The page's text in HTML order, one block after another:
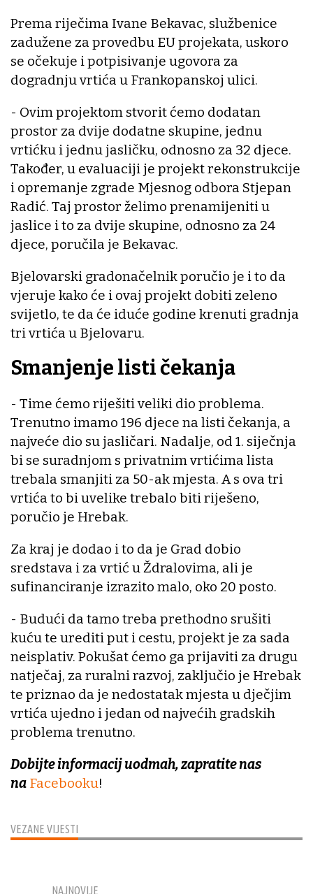
VEZANE VIJESTI
Prema riječima Ivane Bekavac, službenice
zadužene za provedbu EU projekata, uskoro
se očekuje i potpisivanje ugovora za
dogradnju vrtića u Frankopanskoj ulici.
- Ovim projektom stvorit ćemo dodatan
prostor za dvije dodatne skupine, jednu
vrtićku i jednu jasličku, odnosno za 32 djece.
Također, u evaluaciji je projekt rekonstrukcije
i opremanje zgrade Mjesnog odbora Stjepan
Radić. Taj prostor želimo prenamijeniti u
jaslice i to za dvije skupine, odnosno za 24
djece, poručila je Bekavac.
Bjelovarski gradonačelnik poručio je i to da
vjeruje kako će i ovaj projekt dobiti zeleno
svijetlo, te da će iduće godine krenuti gradnja
tri vrtića u Bjelovaru.
Smanjenje listi čekanja
- Time ćemo riješiti veliki dio problema.
Trenutno imamo 196 djece na listi čekanja, a
najveće dio su jasličari. Nadalje, od 1. siječnja
bi se suradnjom s privatnim vrtićima lista
trebala smanjiti za 50-ak mjesta. A s ova tri
vrtića to bi uvelike trebalo biti riješeno,
poručio je Hrebak.
Za kraj je dodao i to da je Grad dobio
sredstava i za vrtić u Ždralovima, ali je
sufinanciranje izrazito malo, oko 20 posto.
- Budući da tamo treba prethodno srušiti
kuću te urediti put i cestu, projekt je za sada
neisplativ. Pokušat ćemo ga prijaviti za drugu
natječaj, za ruralni razvoj, zaključio je Hrebak
te priznao da je nedostatak mjesta u dječjim
vrtića ujedno i jedan od najvećih gradskih
problema trenutno.
Dobijte informacij uodmah, zapratite nas
na Facebooku!
NAJNOVIJE